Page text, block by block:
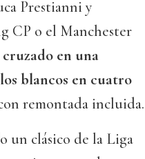
Prestianni y
CP o el Manchester
en una
blancos en cuatro
remontada incluida.
un clásico de la Liga